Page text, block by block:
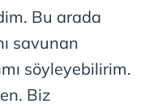
Bu arada
savunan
söyleyebilirim.
Biz